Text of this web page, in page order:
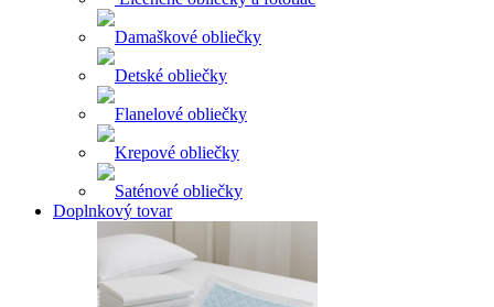
Damaškové obliečky
Detské obliečky
Flanelové obliečky
Krepové obliečky
Saténové obliečky
Doplnkový tovar